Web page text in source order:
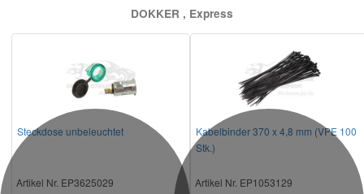
DOKKER , Express
Steckdose unbeleuchtet
Artikel Nr. EP3625029
Kabelbinder 370 x 4,8 mm (VPE 100
Stk.)
Artikel Nr. EP1053129